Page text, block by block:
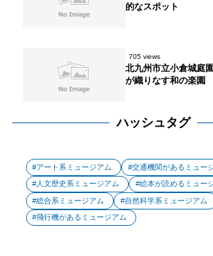
的なスポット
705 views
北九州市立小倉城庭
が織りなす和の楽園
ハッシュタグ
アート系ミュージアム 交通機関があるミュー
人文歴史系ミュージアム 絵本が読めるミュー
総合系ミュージアム 自然科学系ミュージアム
飛行機があるミュージアム